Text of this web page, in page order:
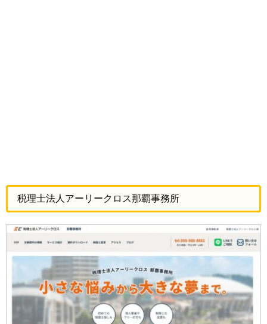
税理士法人アーリークロス那覇事務所